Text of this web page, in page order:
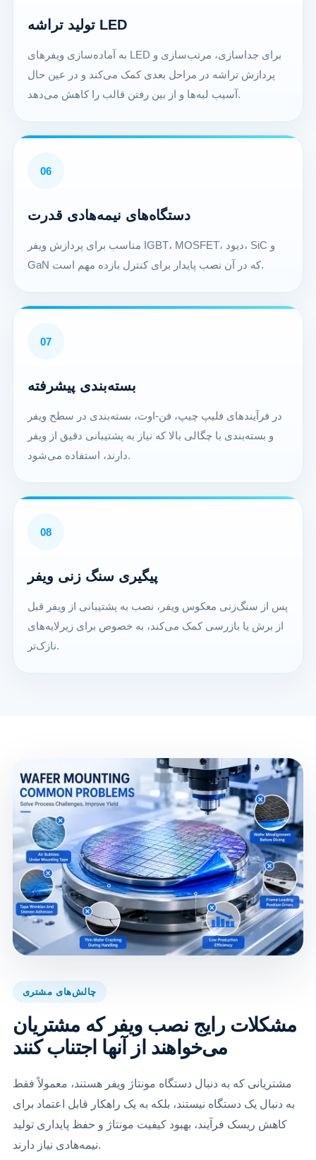
تولید تراشه LED
به آماده‌سازی ویفرهای LED برای جداسازی، مرتب‌سازی و
پردازش تراشه در مراحل بعدی کمک می‌کند و در عین حال
آسیب لبه‌ها و از بین رفتن قالب را کاهش می‌دهد.
06
دستگاه‌های نیمه‌هادی قدرت
مناسب برای پردازش ویفر IGBT، MOSFET، دیود، SiC و
GaN که در آن نصب پایدار برای کنترل بازده مهم است.
07
بسته‌بندی پیشرفته
در فرآیندهای فلیپ چیپ، فن-اوت، بسته‌بندی در سطح ویفر
و بسته‌بندی با چگالی بالا که نیاز به پشتیبانی دقیق از ویفر
دارند، استفاده می‌شود.
08
پیگیری سنگ زنی ویفر
پس از سنگ‌زنی معکوس ویفر، نصب به پشتیبانی از ویفر قبل
از برش یا بازرسی کمک می‌کند، به خصوص برای زیرلایه‌های
نازک‌تر.
چالش‌های مشتری
مشکلات رایج نصب ویفر که مشتریان
می‌خواهند از آنها اجتناب کنند
مشتریانی که به دنبال دستگاه مونتاژ ویفر هستند، معمولاً فقط
به دنبال یک دستگاه نیستند، بلکه به یک راهکار قابل اعتماد برای
کاهش ریسک فرآیند، بهبود کیفیت مونتاژ و حفظ پایداری تولید
نیمه‌هادی نیاز دارند.